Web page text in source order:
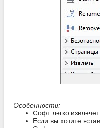
Особенности:
Софт легко
Если вы хотите